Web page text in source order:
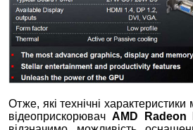
Отже, які технічні
відеоприскорювач AMD Radeon